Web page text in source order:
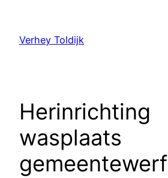
Verhey Toldijk
Herinrichting
wasplaats
gemeentewerf